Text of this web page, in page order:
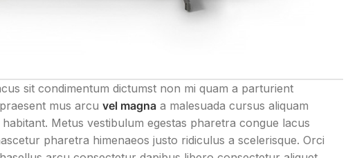
sit condimentum dictumst non mi quam a parturient
mus arcu vel magna a malesuada cursus aliquam
Metus vestibulum egestas pharetra congue lacus
pharetra himenaeos justo ridiculus a scelerisque. Orci